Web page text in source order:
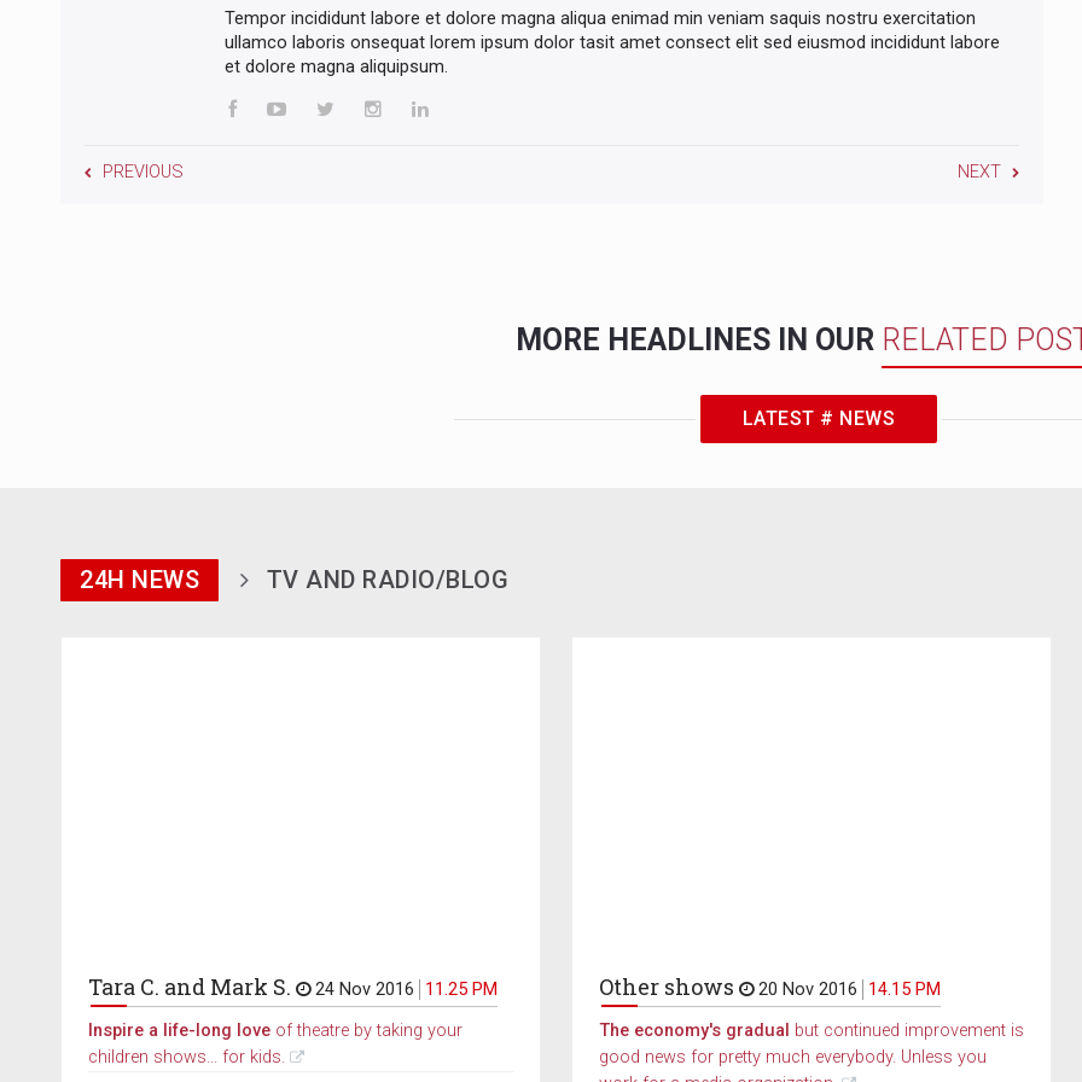
Tempor incididunt labore et dolore magna aliqua enimad min veniam saquis nostru exercitation
ullamco laboris onsequat lorem ipsum dolor tasit amet consect elit sed eiusmod incididunt labore
et dolore magna aliquipsum.
PREVIOUS NEXT
MORE HEADLINES IN OUR RELATED
LATEST # NEWS
24H NEWS TV AND RADIO/BLOG
Tara C. and Mark S. 24 Nov 2016
11.25 PM
Inspire a life-long love of theatre by taking your
children shows... for kids.
Other shows 20 Nov 2016
14.15 PM
The economy's gradual but continued improvement is
good news for pretty much everybody. Unless you